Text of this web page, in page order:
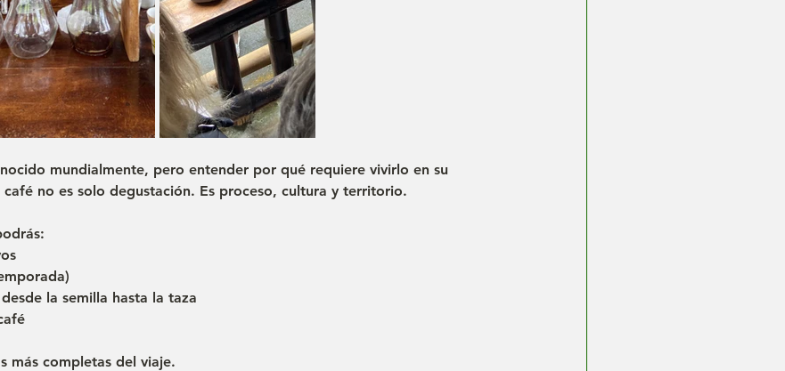
mundialmente, pero entender por qué requiere vivirlo en su
no es solo degustación. Es proceso, cultura y territorio.
la semilla hasta la taza
más completas del viaje.